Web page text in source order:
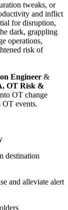
tweaks, or
and inflict
for disruption,
dark, grappling
operations,
risk of
Engineer &
OT Risk &
OT change
OT events.
destination
and alleviate alert